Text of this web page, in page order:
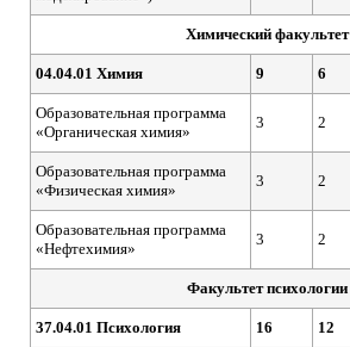
Химический факультет
04.04.01 Химия 9 6
Образовательная программа
«Органическая химия»
3 2
Образовательная программа
«Физическая химия»
3 2
Образовательная программа
«Нефтехимия»
3 2
Факультет психологии
37.04.01 Психология 16 12